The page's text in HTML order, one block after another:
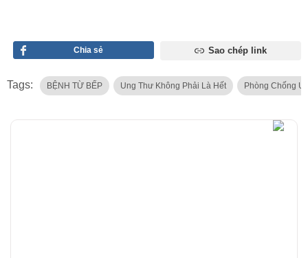
Chia sẻ Sao chép link
Tags: BỆNH TỪ BẾP Ung Thư Không Phải Là Hết Phòng Chống